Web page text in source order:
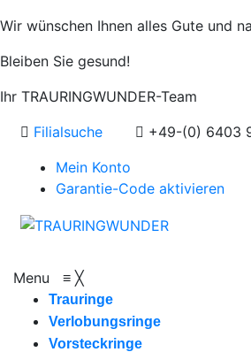
Wir wünschen Ihnen alles Gute und
Bleiben Sie gesund!
Ihr TRAURINGWUNDER-Team
Filialsuche
+49-(0) 6403
Mein Konto
Garantie-Code aktivieren
Menu ≡ ╳
Trauringe
Verlobungsringe
Vorsteckringe